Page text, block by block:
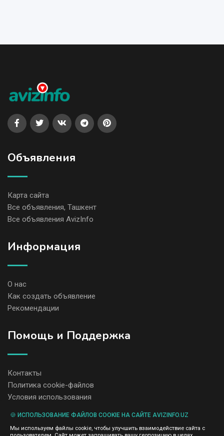
Объявления
Карта сайта
Все объявления, Ташкент
Все объявления AvizInfo
Информация
О нас
Как создать объявление
Рекомендации
Помощь и Поддержка
Контакты
Политика cookie-файлов
Условия использования
содержание размещенных объявлений.
🍪 ИСПОЛЬЗОВАНИЕ ФАЙЛОВ COOKIE НА САЙТЕ AVIZINFO.UZ
Мы используем файлы cookie, чтобы улучшить взаимодействие сайта с